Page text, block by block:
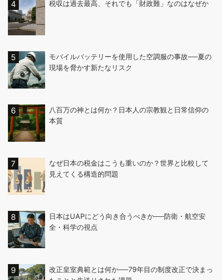
税収は過去最高、それでも「財政難」なのはなぜか
モバイルバッテリーを使用した空調服の事故──夏の
現場を脅かす新たなリスク
八百万の神とは何か？日本人の宗教観と日常信仰の
本質
なぜ日本の税金はこうも重いのか？世界と比較して
見えてくる構造的問題
日本はUAPにどう向き合うべきか──防衛・航空安
全・科学の視点
改正皇室典範とは何か──79年目の制度改正で決まっ